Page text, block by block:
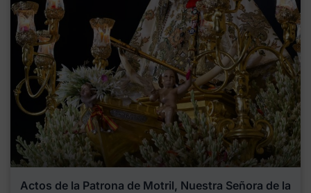
Actos de la Patrona de Motril, Nuestra Señora de la